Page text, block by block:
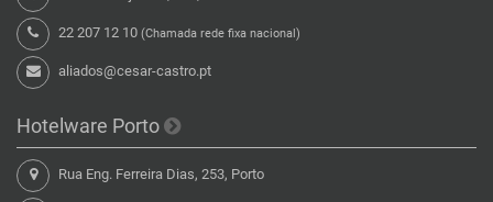
22 207 12 10 (Chamada rede fixa nacional)
aliados@cesar-castro.pt
Hotelware Porto
Rua Eng. Ferreira Dias, 253, Porto